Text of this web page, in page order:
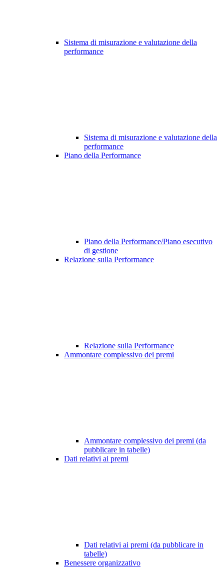
Sistema di misurazione e valutazione della
performance
Sistema di misurazione e valutazione della
performance
Piano della Performance
Piano della Performance/Piano esecutivo
di gestione
Relazione sulla Performance
Relazione sulla Performance
Ammontare complessivo dei premi
Ammontare complessivo dei premi (da
pubblicare in tabelle)
Dati relativi ai premi
Dati relativi ai premi (da pubblicare in
tabelle)
Benessere organizzativo